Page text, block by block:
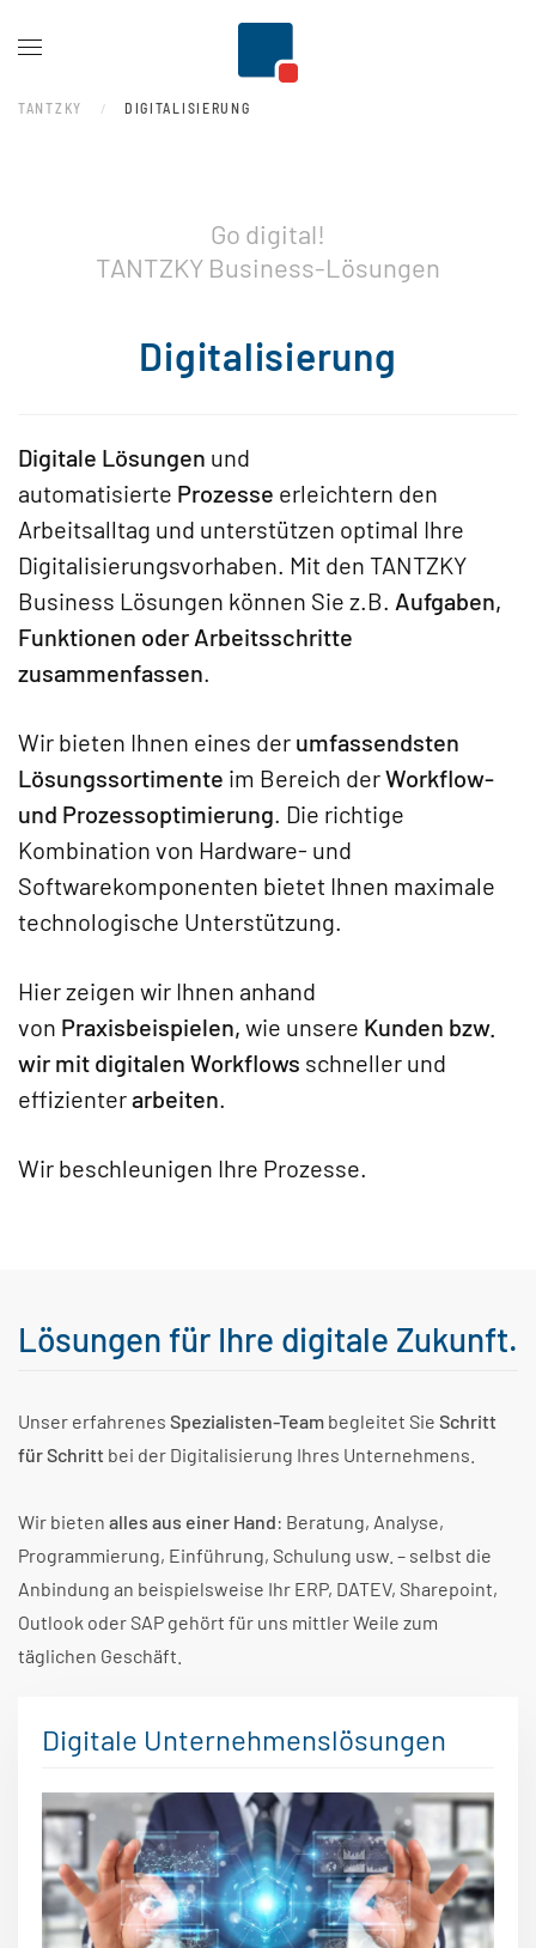
TANTZKY DIGITALISIERUNG
Go digital!
TANTZKY Business-Lösungen
Digitalisierung
Digitale Lösungen und
automatisierte Prozesse erleichtern den
Arbeitsalltag und unterstützen optimal Ihre
Digitalisierungsvorhaben. Mit den TANTZKY
Business Lösungen können Sie z.B. Aufgaben,
Funktionen oder Arbeitsschritte
zusammenfassen.
Wir bieten Ihnen eines der umfassendsten
Lösungssortimente im Bereich derWorkflow-
und Prozessoptimierung. Die richtige
Kombination von Hardware- und
Softwarekomponenten bietet Ihnen maximale
technologische Unterstützung.
Hier zeigen wir Ihnen anhand
von Praxisbeispielen, wie unsere Kunden bzw.
wir mit digitalen Workflows schneller und
effizienterarbeiten.
Wir beschleunigen Ihre Prozesse.
Lösungen für Ihre digitale Zukunft.
Unser erfahrenes Spezialisten-Team begleitet Sie Schritt
für Schritt bei der Digitalisierung Ihres Unternehmens.
Wir bieten alles aus einer Hand: Beratung, Analyse,
Programmierung, Einführung, Schulung usw. – selbst die
Anbindung an beispielsweise Ihr ERP, DATEV, Sharepoint,
Outlook oder SAP gehört für uns mittler Weile zum
täglichen Geschäft.
Digitale Unternehmenslösungen